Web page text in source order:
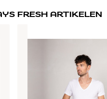
FRESH ARTIKELEN